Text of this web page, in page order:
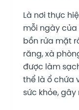
Là nơi thực
mỗi ngày
bồn rửa mặt
răng, xà
được làm
thể là ổ chứa
sức khỏe,